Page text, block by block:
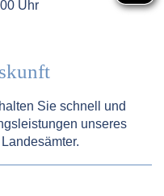
Uhr
Sie schnell und
unseres